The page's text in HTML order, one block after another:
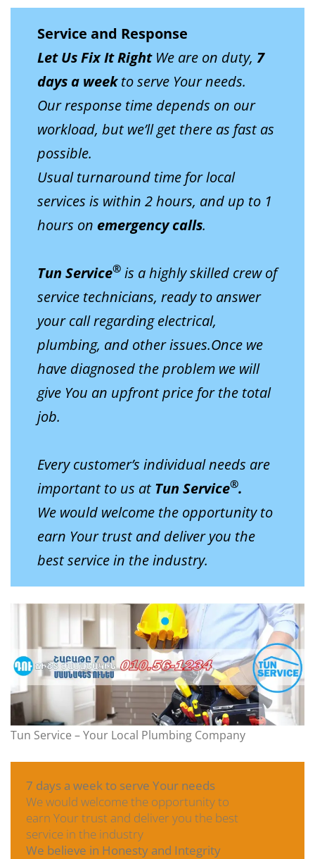
Service and Response
Let Us Fix It Right We are on duty, 7
days a weekto serve Your needs.
Our response time depends on our
workload, but we’ll get there as fast as
possible.
Usual turnaround time for local
services is within 2 hours, and up to 1
hours on emergency calls.
Tun Service® is a highly skilled crew of
service technicians, ready to answer
your call regarding electrical,
plumbing, and other issues.Once we
have diagnosed the problem we will
give You an upfront price for the total
job.
Every customer’s individual needs are
important to us atTun Service®.
We would welcome the opportunity to
earn Your trust and deliver you the
best service in the industry.
Tun Service – Your Local Plumbing Company
7 days a week to serve Your needs
We would welcome the opportunity to
earn Your trust and deliver you the best
service in the industry
We believe in Honesty and Integrity